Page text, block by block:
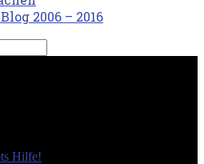
2006 – 2016
Hilfe!